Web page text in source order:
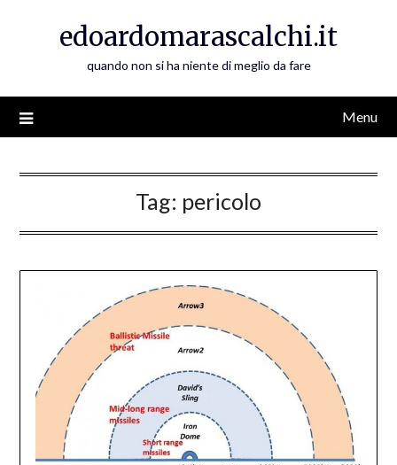
edoardomarascalchi.it
quando non si ha niente di meglio da fare
Menu
Tag: pericolo